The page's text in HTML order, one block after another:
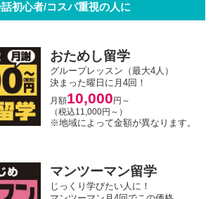
初心者/コスパ重視の人に
おためし留学
グループレッスン（最大4人）
決まった曜日に月4回！
月額10,000 円～
（税込11,000円～）
※地域によって金額が異なります。
マンツーマン留学
じっくり学びたい人に！